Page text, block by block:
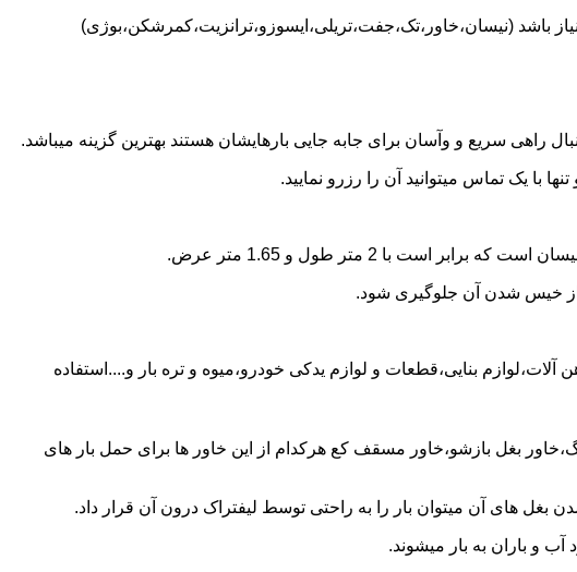
(نیسان،خاور،تک،جفت،تریلی،ایسوزو،ترانزیت،کمرشکن،بوژی)
سریع و وآسان برای جابه جایی بارهایشان هستند بهترین گزینه میباشد.
یک تماس میتوانید آن را رزرو نمایید.
از خیس شدن آن جلوگیری شود.
بنایی،قطعات و لوازم یدکی خودرو،میوه و تره بار و....استفاده
بغل بازشو،خاور مسقف کع هرکدام از این خاور ها برای حمل بار های
های آن میتوان بار را به راحتی توسط لیفتراک درون آن قرار داد.
و باران به بار میشوند.